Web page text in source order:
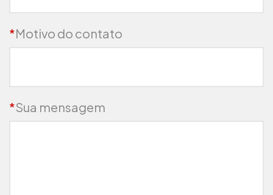
*Motivo do contato
*Sua mensagem